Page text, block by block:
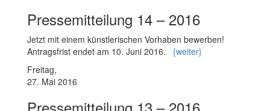
Pressemitteilung 14 – 2016
Jetzt mit einem künstlerischen Vorhaben bewerben!
Antragsfrist endet am 10. Juni 2016. {weiter}
Freitag,
27. Mai 2016